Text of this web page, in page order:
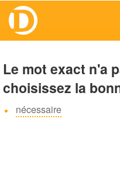
Le mot exact n'a
choisissez la
nécessaire